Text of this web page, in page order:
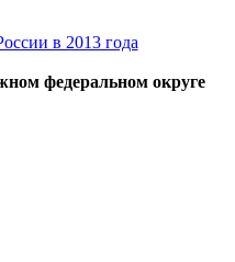
федеральном округе